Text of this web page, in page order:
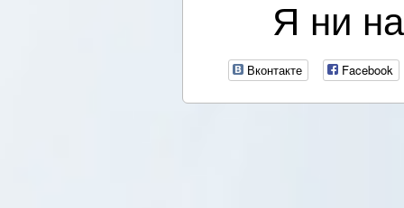
Я ни
Вконтакте Facebook